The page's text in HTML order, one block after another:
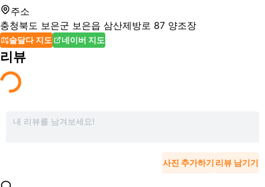
주소
충청북도 보은군 보은읍 삼산제방로 87 양조장
술달다 지도 네이버 지도
리뷰
사진 추가하기 리뷰 남기기